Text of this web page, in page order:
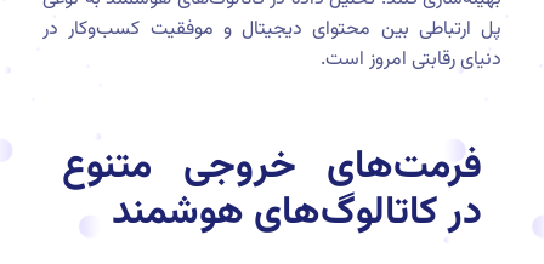
پل ارتباطی بین محتوای دیجیتال و موفقیت کسب‌وکار در
دنیای رقابتی امروز است.
فرمت‌های خروجی متنوع
در کاتالوگ‌های هوشمند